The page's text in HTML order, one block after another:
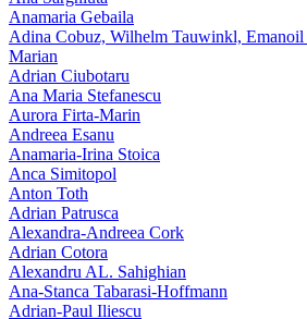
Anamaria Gebaila
Adina Cobuz, Wilhelm Tauwinkl,
Marian
Adrian Ciubotaru
Ana Maria Stefanescu
Aurora Firta-Marin
Andreea Esanu
Anamaria-Irina Stoica
Anca Simitopol
Anton Toth
Adrian Patrusca
Alexandra-Andreea Cork
Adrian Cotora
Alexandru AL. Sahighian
Ana-Stanca Tabarasi-Hoffmann
Adrian-Paul Iliescu